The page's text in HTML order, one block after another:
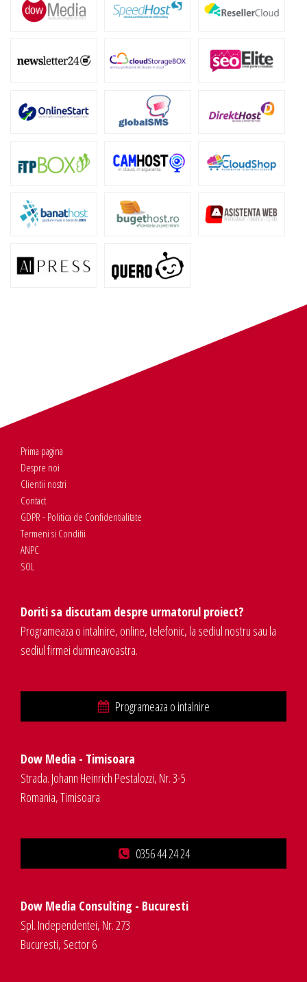
Prima pagina
Despre noi
Clientii nostri
Contact
GDPR - Politica de Confidentialitate
Termeni si Conditii
ANPC
SOL
Doriti sa discutam despre urmatorul proiect?
Programeaza o intalnire, online, telefonic, la sediul nostru sau la
sediul firmei dumneavoastra.
Programeaza o intalnire
Dow Media - Timisoara
Strada. Johann Heinrich Pestalozzi, Nr. 3-5
Romania, Timisoara
0356 44 24 24
Dow Media Consulting - Bucuresti
Spl. Independentei, Nr. 273
Bucuresti, Sector 6